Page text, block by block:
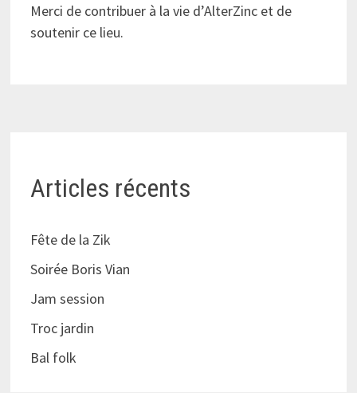
Merci de contribuer à la vie d’AlterZinc et de
soutenir ce lieu.
Articles récents
Fête de la Zik
Soirée Boris Vian
Jam session
Troc jardin
Bal folk